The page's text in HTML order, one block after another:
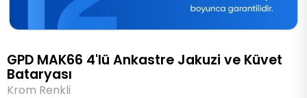
GPD MAK66 4'lü Ankastre Jakuzi ve Küvet
Bataryası
Krom Renkli